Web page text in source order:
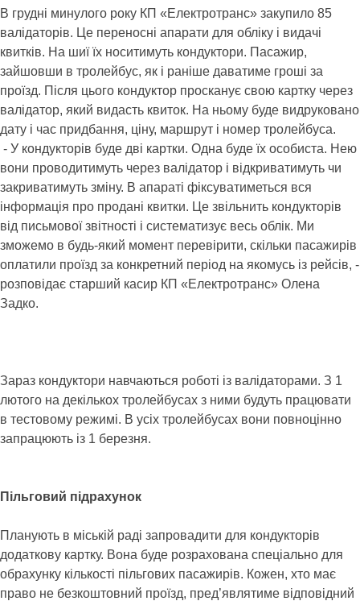
В грудні минулого року КП «Електротранс» закупило 85
валідаторів. Це переносні апарати для обліку і видачі
квитків. На шиї їх носитимуть кондуктори. Пасажир,
зайшовши в тролейбус, як і раніше даватиме гроші за
проїзд. Після цього кондуктор просканує свою картку через
валідатор, який видасть квиток. На ньому буде видруковано
дату і час придбання, ціну, маршрут і номер тролейбуса.
- У кондукторів буде дві картки. Одна буде їх особиста. Нею
вони проводитимуть через валідатор і відкриватимуть чи
закриватимуть зміну. В апараті фіксуватиметься вся
інформація про продані квитки. Це звільнить кондукторів
від письмової звітності і систематизує весь облік. Ми
зможемо в будь-який момент перевірити, скільки пасажирів
оплатили проїзд за конкретний період на якомусь із рейсів, -
розповідає старший касир КП «Електротранс» Олена
Задко.
Зараз кондуктори навчаються роботі із валідаторами. З 1
лютого на декількох тролейбусах з ними будуть працювати
в тестовому режимі. В усіх тролейбусах вони повноцінно
запрацюють із 1 березня.
Пільговий підрахунок
Планують в міській раді запровадити для кондукторів
додаткову картку. Вона буде розрахована спеціально для
обрахунку кількості пільгових пасажирів. Кожен, хто має
право не безкоштовний проїзд, пред’являтиме відповідний